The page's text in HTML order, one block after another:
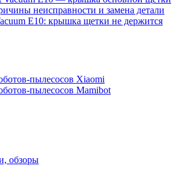
E10: крышка щетки не держится
пылесосов Xiaomi
пылесосов Mamibot
обзоры